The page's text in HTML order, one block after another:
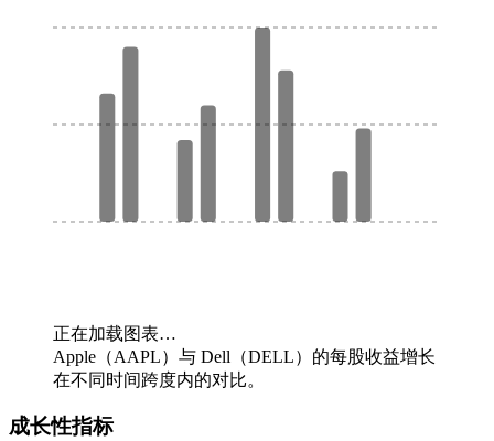
正在加载图表…
Apple（AAPL）与 Dell（DELL）的每股收益增长
在不同时间跨度内的对比。
成长性指标